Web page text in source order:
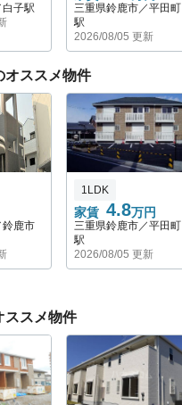
子駅
三重県鈴鹿市／平田町
駅
2026/08/05 更新
オススメ物件
鈴鹿市
家賃 4.8万円
1LDK
三重県鈴鹿市／平田町
駅
2026/08/05 更新
ススメ物件